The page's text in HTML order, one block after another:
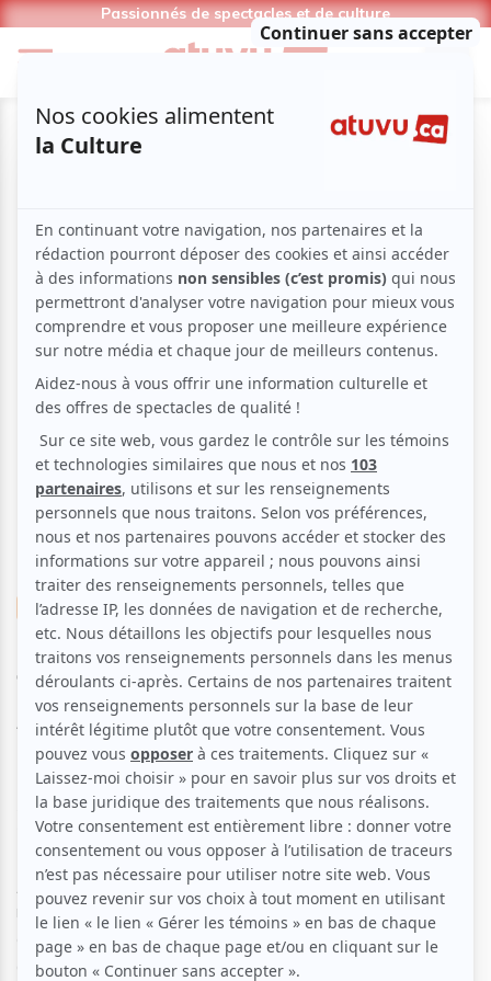
Passionnés de spectacles et de culture
Musique Québécoise Chanson franco
Jérôme Charlebois
Aucune offre promotionnelle
disponible
Soyez les premiers avisés dès qu'il y aura une offre promo
pour Jérôme Charlebois:INSCRIVEZ-VOUS
Jérômanimé: Un spectacle muni de ballades, de chansons
rythmées, festives et humoristiques regroupant les
chansons de ses deux premiers albums mais également
quelques reprises francophones pour satisfaire son public.